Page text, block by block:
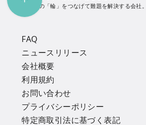
人と技術の「輪」をつなげて難題を解決する会社。
FAQ
ニュースリリース
会社概要
利用規約
お問い合わせ
プライバシーポリシー
特定商取引法に基づく表記